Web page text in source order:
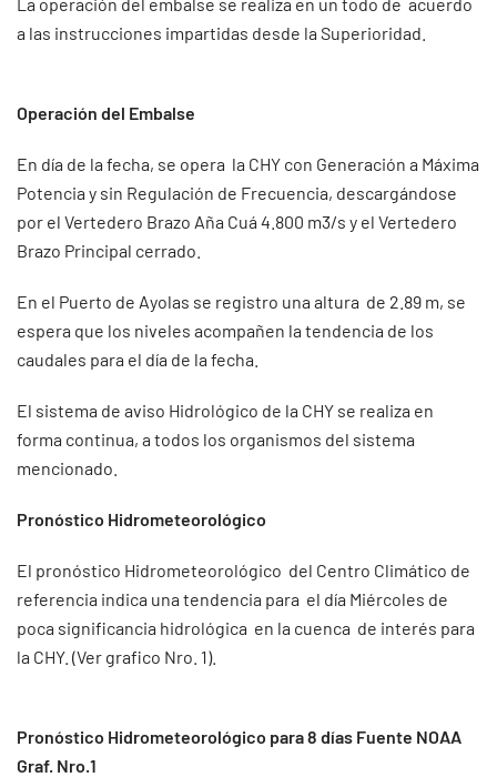
a las instrucciones impartidas desde la Superioridad.
Operación del Embalse
En día de la fecha, se opera la CHY con Generación a Máxima
Potencia y sin Regulación de Frecuencia, descargándose
por el Vertedero Brazo Aña Cuá 4.800 m3/s y el Vertedero
Brazo Principal cerrado.
En el Puerto de Ayolas se registro una altura de 2.89 m, se
espera que los niveles acompañen la tendencia de los
caudales para el día de la fecha.
El sistema de aviso Hidrológico de la CHY se realiza en
forma continua, a todos los organismos del sistema
mencionado.
Pronóstico Hidrometeorológico
El pronóstico Hidrometeorológico del Centro Climático de
referencia indica una tendencia para el día Miércoles de
poca significancia hidrológica en la cuenca de interés para
la CHY. (Ver grafico Nro. 1).
Pronóstico Hidrometeorológico para 8 días Fuente NOAA
Graf. Nro.1